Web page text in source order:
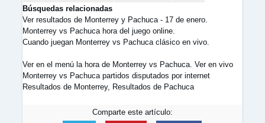
Búsquedas relacionadas
Ver resultados de Monterrey y Pachuca - 17 de enero.
Monterrey vs Pachuca hora del juego online.
Cuando juegan Monterrey vs Pachuca clásico en vivo.
Ver en el menú la hora de Monterrey vs Pachuca. Ver en vivo
Monterrey vs Pachuca partidos disputados por internet
Resultados de Monterrey, Resultados de Pachuca
Comparte este artículo: